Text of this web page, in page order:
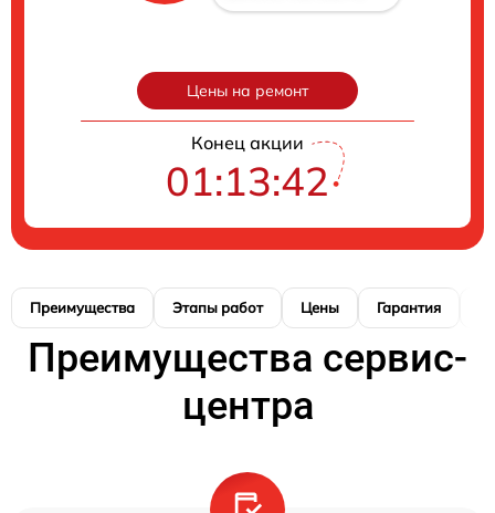
Цены на ремонт
Конец акции
01:13:40
Преимущества Этапы работ Цены Гарантия
Преимущества сервис-
центра